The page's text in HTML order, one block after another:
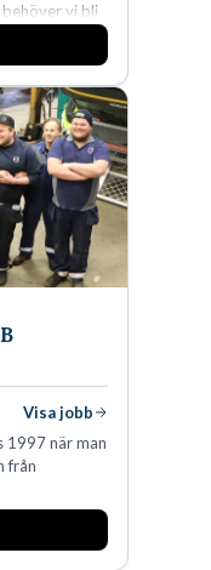
vi bli
Visa jobb
1997 när man
från
dess har
antal